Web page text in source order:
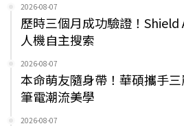
2026-08-07
歷時三個月成功驗證！Shield
人機自主搜索
2026-08-07
本命萌友隨身帶！華碩攜手
筆電潮流美學
2026-08-07